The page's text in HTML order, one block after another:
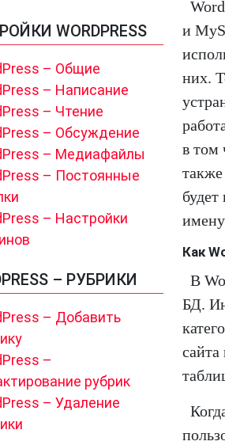
WORDPRESS
– Общие
– Написание
– Чтение
– Обсуждение
– Медиафайлы
– Постоянные
– Настройки
– РУБРИКИ
– Добавить
–
рубрик
– Удаление
и
них.
в том
Как
В
БД.